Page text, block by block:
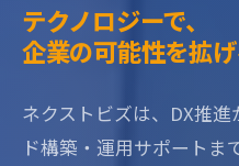
テクノロジーで、
企業の可能性を拡
ネクストビズは、DX推
ド構築・運用サポートま